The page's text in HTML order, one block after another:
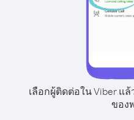
เลือกผู้ติดต่อใน Viber แ
ของ